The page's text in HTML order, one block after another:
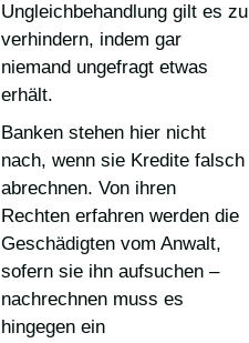
Ungleichbehandlung gilt es zu
verhindern, indem gar
niemand ungefragt etwas
erhält.
Banken stehen hier nicht
nach, wenn sie Kredite falsch
abrechnen. Von ihren
Rechten erfahren werden die
Geschädigten vom Anwalt,
sofern sie ihn aufsuchen –
nachrechnen muss es
hingegen ein